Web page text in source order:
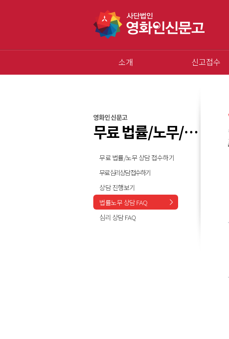
소개 신고접수
영화인 신문고
무료 법률/노무/심리 상담
무료 법률/노무 상담 접수하기
무료 심리상담 접수하기
상담 진행보기
법률노무 상담 FAQ
심리 상담 FAQ